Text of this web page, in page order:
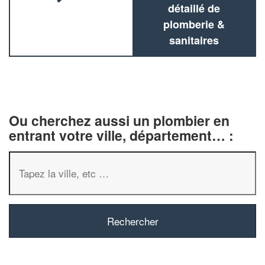
détaillé de
plomberie &
sanitaires
Ou cherchez aussi un plombier en
entrant votre ville, département… :